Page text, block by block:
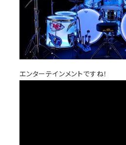
エンターテインメントですね！